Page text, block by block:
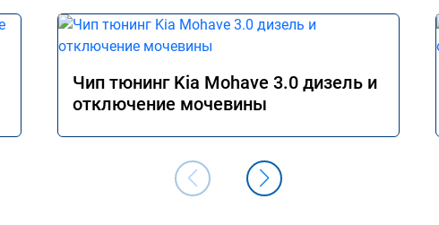
Чип тюнинг Kia Mohave 3.0 дизель и
отключение мочевины